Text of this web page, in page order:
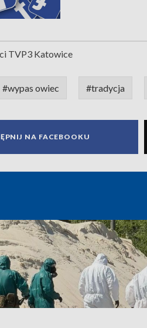
TVP3 Katowice
#wypas owiec #tradycja
NA FACEBOOKU